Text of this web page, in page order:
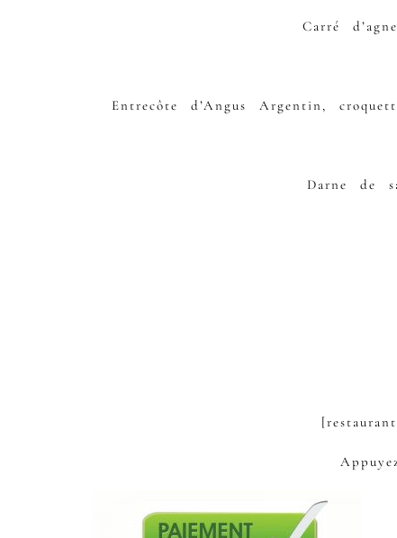
Carré
Entrecôte d’Angus Argentin,
Darne de